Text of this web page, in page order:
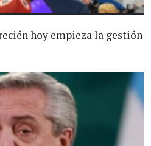
hoy empieza la gestión